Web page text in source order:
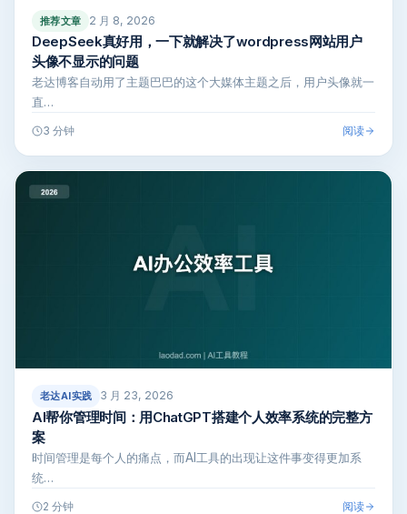
推荐文章 2 月 8, 2026
DeepSeek真好用，一下就解决了wordpress网站用户
头像不显示的问题
老达博客自动用了主题巴巴的这个大媒体主题之后，用户头像就一
直…
3 分钟 阅读
老达AI实践 3 月 23, 2026
AI帮你管理时间：用ChatGPT搭建个人效率系统的完整方
案
时间管理是每个人的痛点，而AI工具的出现让这件事变得更加系
统…
2 分钟 阅读